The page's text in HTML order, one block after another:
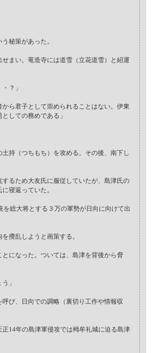
秘策があった。
まい。竜造寺には道雪（立花道雪）と紹運
？」
ら君子として崇められることはない。伊東
しての務めである」
持（つちもち）を攻める。その後、南下し
るため大友氏に服従していたが、島津氏の
寝返っていた。
総大将とする３万の軍勢が日向に向けて出
攪乱しようと画策する。
とになった。ついては、島津を背後から脅
」
び、日向での調略（裏切り工作や情報収
14年の島津軍侵攻では栂牟礼城に迫る島津